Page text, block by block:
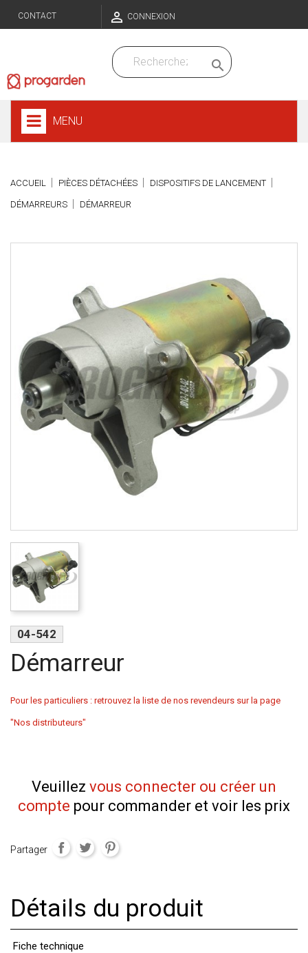
CONTACT  CONNEXION

MENU
ACCUEIL PIÈCES DÉTACHÉES DISPOSITIFS DE LANCEMENT
DÉMARREURS DÉMARREUR
04-542
Démarreur
Pour les particuliers : retrouvez la liste de nos revendeurs sur la page
"Nos distributeurs"
Veuillez vous connecter ou créer un
compte pour commander et voir les prix
Partager
Détails du produit
Fiche technique